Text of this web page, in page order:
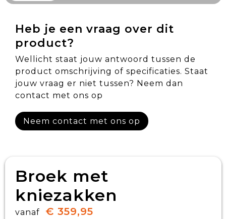
Heb je een vraag over dit
product?
Wellicht staat jouw antwoord tussen de
product omschrijving of specificaties. Staat
jouw vraag er niet tussen? Neem dan
contact met ons op
Neem contact met ons op
Broek met
kniezakken
vanaf € 359,95